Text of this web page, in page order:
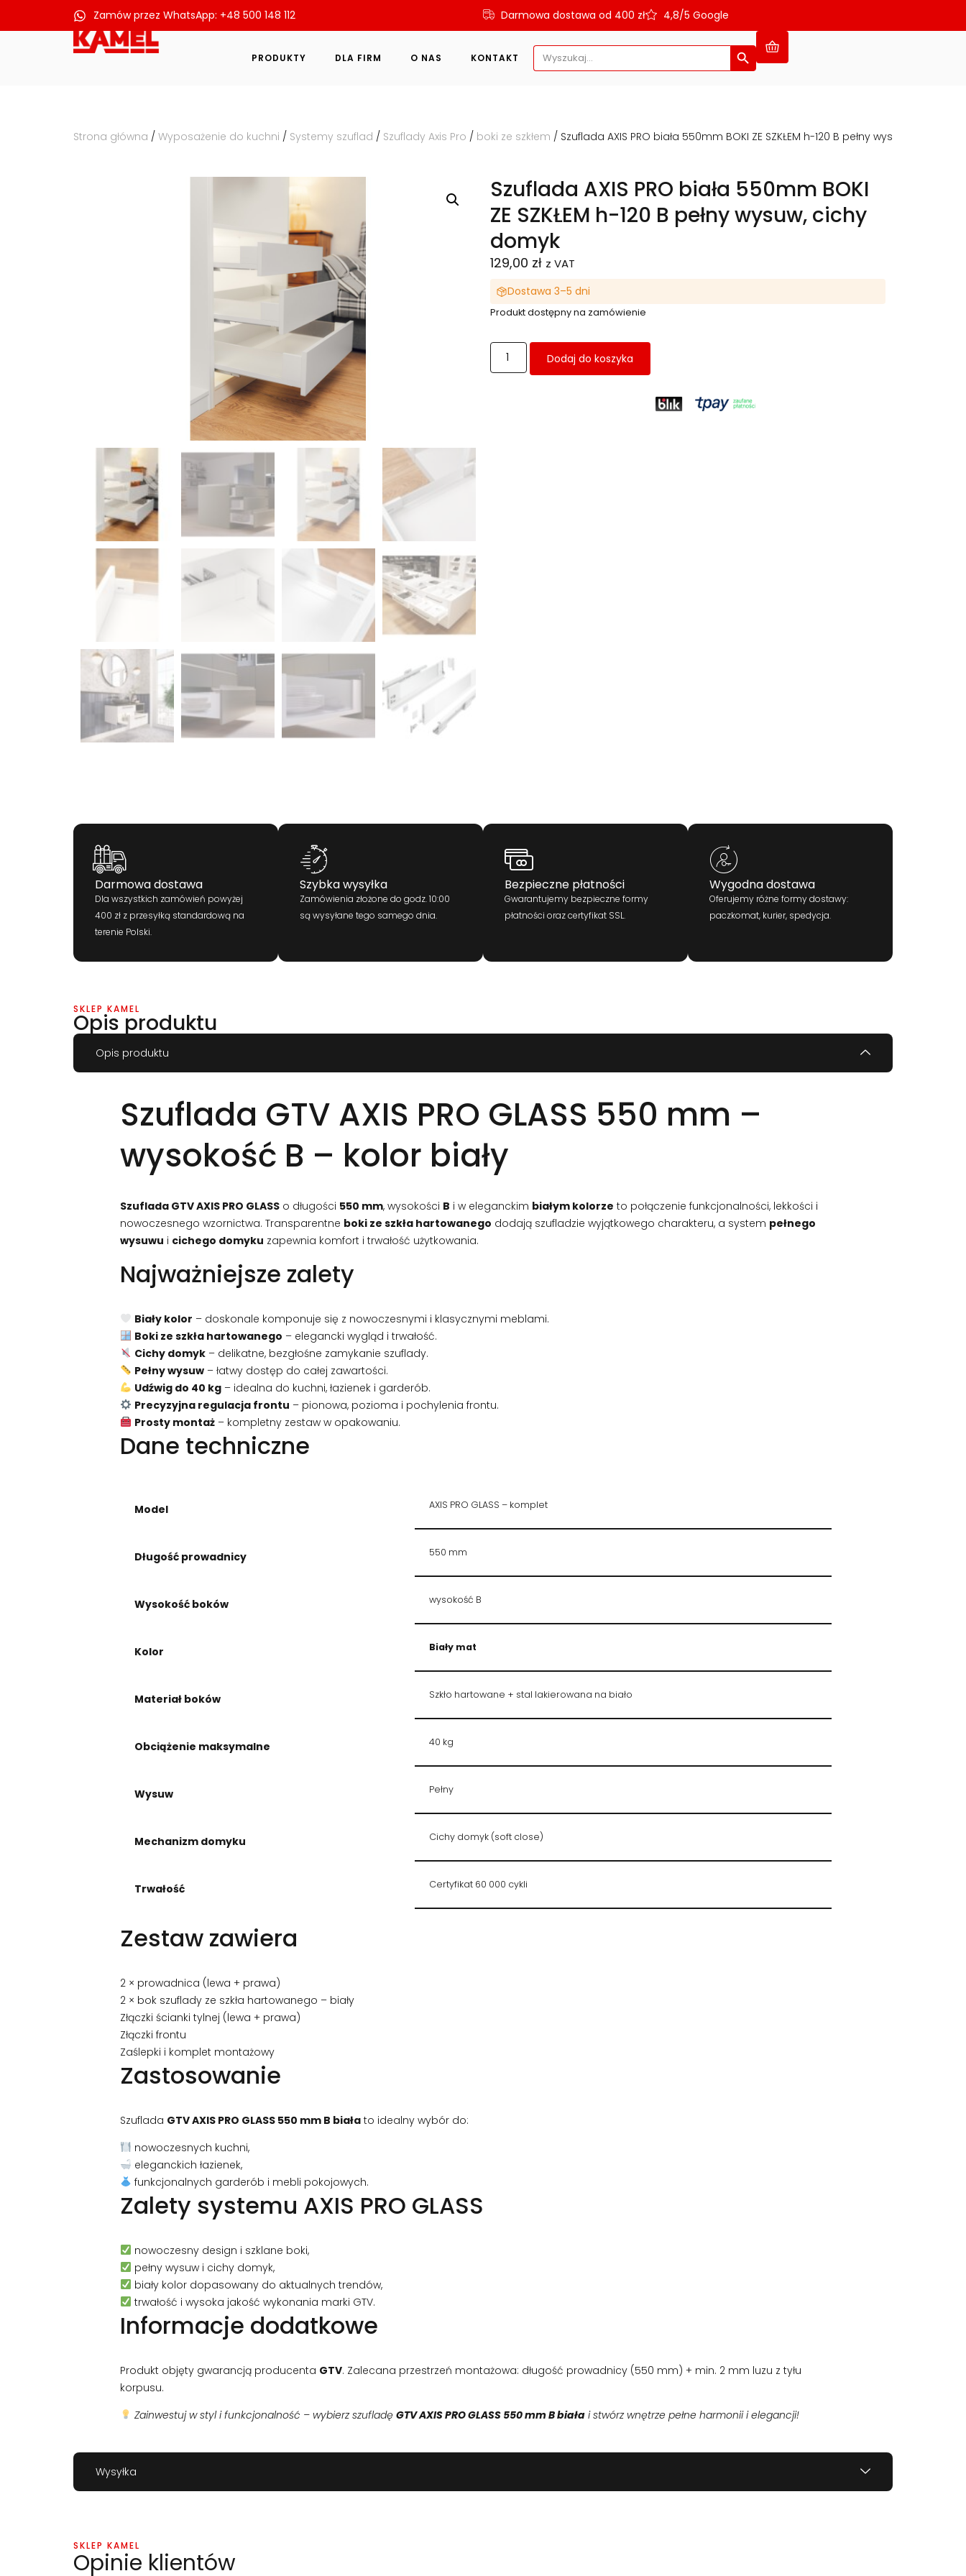
Zamów przez WhatsApp: +48 500 148 112 Darmowa dostawa od 400 zł 4,8/5 Google
PRODUKTY DLA FIRM O NAS KONTAKT
Search
for:
Search Button
Strona główna / Wyposażenie do kuchni / Systemy szuflad / Szuflady Axis Pro / boki ze szkłem / Szuflada AXIS PRO biała 550mm BOKI ZE SZKŁEM h-120 B pełny wysuw, cichy
Szuflada AXIS PRO biała 550mm BOKI
ZE SZKŁEM h-120 B pełny wysuw, cichy
domyk
129,00 zł z VAT
Dostawa 3–5 dni
Produkt dostępny na zamówienie
Dodaj do koszyka
Darmowa dostawa
Dla wszystkich zamówień powyżej
400 zł z przesyłką standardową na
terenie Polski.
Szybka wysyłka
Zamówienia złożone do godz. 10:00
są wysyłane tego samego dnia.
Bezpieczne płatności
Gwarantujemy bezpieczne formy
płatności oraz certyfikat SSL.
Wygodna dostawa
Oferujemy różne formy dostawy:
paczkomat, kurier, spedycja.
SKLEP KAMEL
Opis produktu
Opis produktu
Szuflada GTV AXIS PRO GLASS 550 mm –
wysokość B – kolor biały
Szuflada GTV AXIS PRO GLASS o długości 550 mm, wysokości B i w eleganckim białym kolorze to połączenie funkcjonalności, lekkości i
nowoczesnego wzornictwa. Transparentne boki ze szkła hartowanego dodają szufladzie wyjątkowego charakteru, a system pełnego
wysuwu i cichego domyku zapewnia komfort i trwałość użytkowania.
Najważniejsze zalety
Biały kolor – doskonale komponuje się z nowoczesnymi i klasycznymi meblami.
Boki ze szkła hartowanego – elegancki wygląd i trwałość.
Cichy domyk– delikatne, bezgłośne zamykanie szuflady.
Pełny wysuw– łatwy dostęp do całej zawartości.
Udźwig do 40 kg– idealna do kuchni, łazienek i garderób.
Precyzyjna regulacja frontu – pionowa, pozioma i pochylenia frontu.
Prosty montaż– kompletny zestaw w opakowaniu.
Dane techniczne
Model AXIS PRO GLASS – komplet
Długość prowadnicy 550 mm
Wysokość boków wysokość B
Kolor Biały mat
Materiał boków Szkło hartowane + stal lakierowana na biało
Obciążenie maksymalne 40 kg
Wysuw Pełny
Mechanizm domyku Cichy domyk (soft close)
Trwałość Certyfikat 60 000 cykli
Zestaw zawiera
2 × prowadnica (lewa + prawa)
2 × bok szuflady ze szkła hartowanego – biały
Złączki ścianki tylnej (lewa + prawa)
Złączki frontu
Zaślepki i komplet montażowy
Zastosowanie
Szuflada GTV AXIS PRO GLASS 550 mm B biała to idealny wybór do:
nowoczesnych kuchni,
eleganckich łazienek,
funkcjonalnych garderób i mebli pokojowych.
Zalety systemu AXIS PRO GLASS
nowoczesny design i szklane boki,
pełny wysuw i cichy domyk,
biały kolor dopasowany do aktualnych trendów,
trwałość i wysoka jakość wykonania marki GTV.
Informacje dodatkowe
Produkt objęty gwarancją producenta GTV. Zalecana przestrzeń montażowa: długość prowadnicy (550 mm) + min. 2 mm luzu z tyłu
korpusu.
Zainwestuj w styl i funkcjonalność – wybierz szufladę GTV AXIS PRO GLASS 550 mm B białai stwórz wnętrze pełne harmonii i elegancji!
Wysyłka
SKLEP KAMEL
Opinie klientów